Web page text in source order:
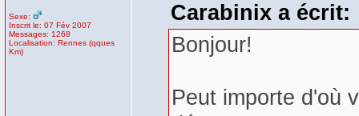
Sexe:
Inscrit le: 07 Fév 2007
Messages: 1268
Localisation: Rennes (qques
Km)
Carabinix a écrit:
Bonjour!
Peut importe d'où